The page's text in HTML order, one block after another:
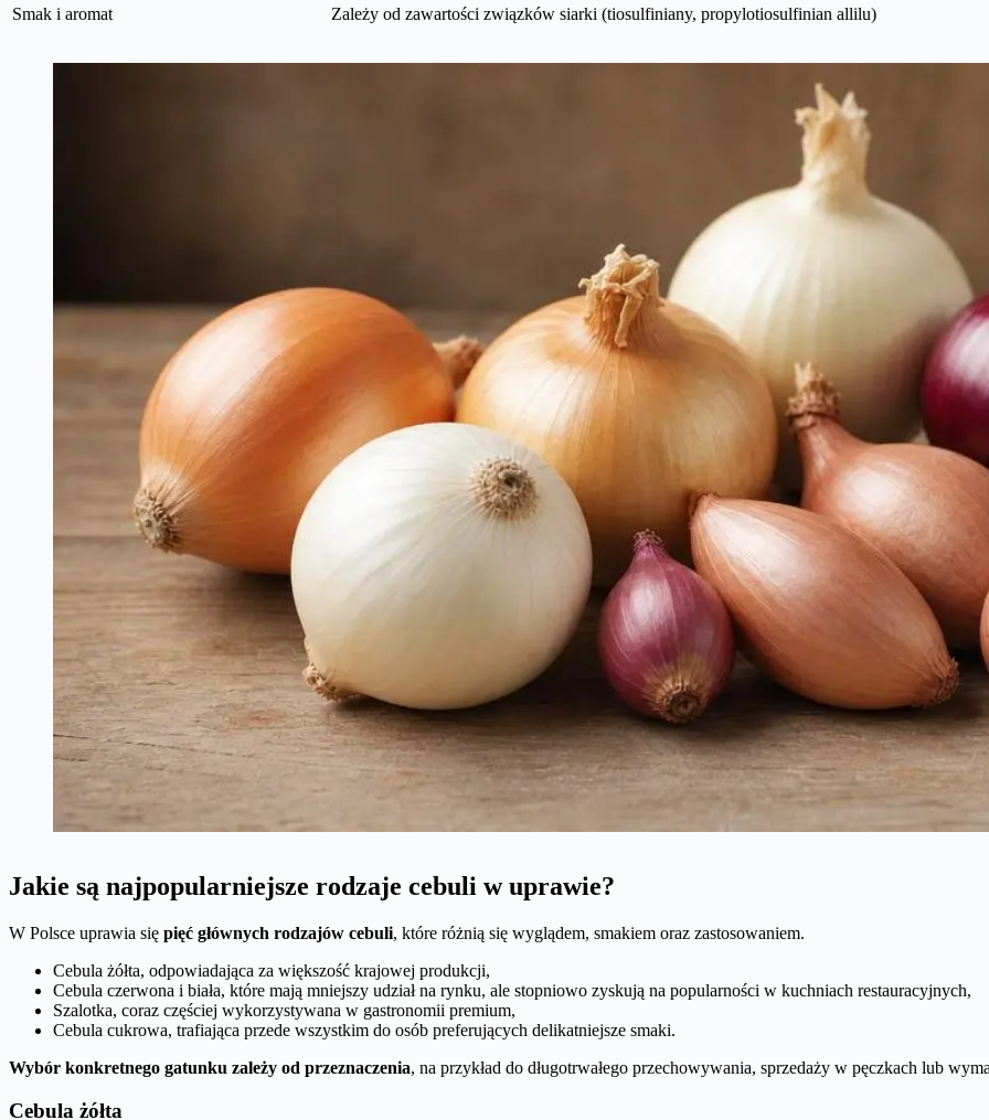
Smak i aromat
Zależy od zawartości związków siarki (tiosulfiniany, propylotiosulfinian allilu)
Jakie są najpopularniejsze rodzaje cebuli w uprawie?
W Polsce uprawia się pięć głównych rodzajów cebuli, które różnią się wyglądem, smakiem oraz zastosowaniem.
Cebula żółta, odpowiadająca za większość krajowej produkcji,
Cebula czerwona i biała, które mają mniejszy udział na rynku, ale stopniowo zyskują na popularności w kuchniach restauracyjnych,
Szalotka, coraz częściej wykorzystywana w gastronomii premium,
Cebula cukrowa, trafiająca przede wszystkim do osób preferujących delikatniejsze smaki.
Wybór konkretnego gatunku zależy od przeznaczenia, na przykład do długotrwałego przechowywania, sprzedaży w pęczkach lub
Cebula żółta